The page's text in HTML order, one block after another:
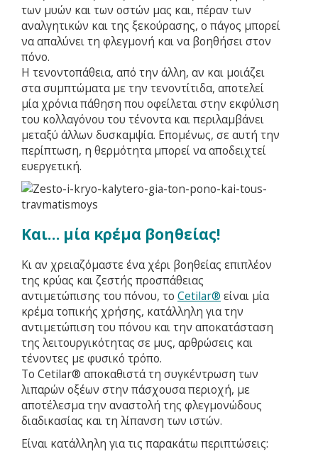
των μυών και των οστών μας και, πέραν των
αναλγητικών και της ξεκούρασης, ο πάγος μπορεί
να απαλύνει τη φλεγμονή και να βοηθήσει στον
πόνο.
Η τενοντοπάθεια, από την άλλη, αν και μοιάζει
στα συμπτώματα με την τενοντίτιδα, αποτελεί
μία χρόνια πάθηση που οφείλεται στην εκφύλιση
του κολλαγόνου του τένοντα και περιλαμβάνει
μεταξύ άλλων δυσκαμψία. Επομένως, σε αυτή την
περίπτωση, η θερμότητα μπορεί να αποδειχτεί
ευεργετική.
Και… μία κρέμα βοηθείας!
Κι αν χρειαζόμαστε ένα χέρι βοηθείας επιπλέον
της κρύας και ζεστής προσπάθειας
αντιμετώπισης του πόνου, το Cetilar® είναι μία
κρέμα τοπικής χρήσης, κατάλληλη για την
αντιμετώπιση του πόνου και την αποκατάσταση
της λειτουργικότητας σε μυς, αρθρώσεις και
τένοντες με φυσικό τρόπο.
Το Cetilar® αποκαθιστά τη συγκέντρωση των
λιπαρών οξέων στην πάσχουσα περιοχή, με
αποτέλεσμα την αναστολή της φλεγμονώδους
διαδικασίας και τη λίπανση των ιστών.
Είναι κατάλληλη για τις παρακάτω περιπτώσεις: